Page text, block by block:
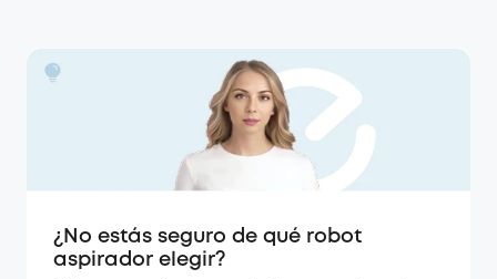
¿No estás seguro de qué robot
aspirador elegir?